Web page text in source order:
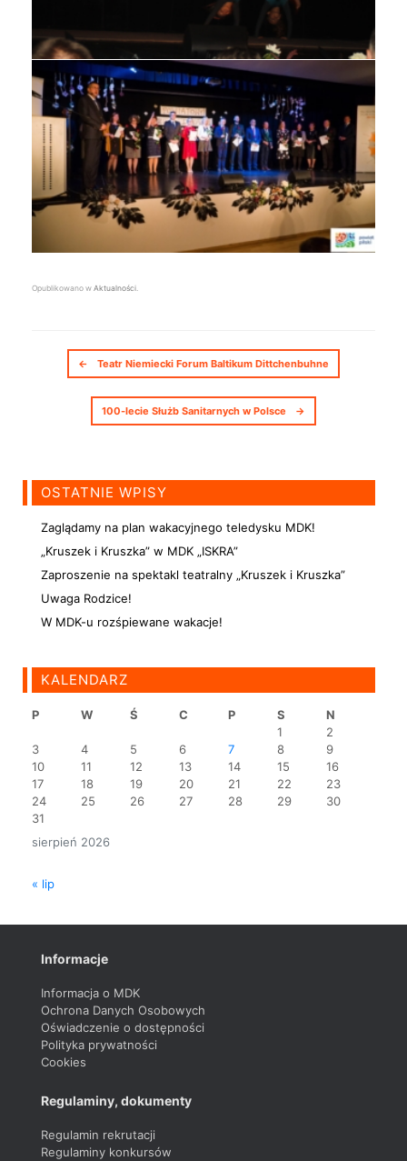
Opublikowano w Aktualności
Nawigacja postów
← Teatr Niemiecki Forum Baltikum Dittchenbuhne
100-lecie Służb Sanitarnych w Polsce →
OSTATNIE WPISY
Zaglądamy na plan wakacyjnego teledysku MDK!
„Kruszek i Kruszka” w MDK „ISKRA”
Zaproszenie na spektakl teatralny „Kruszek i Kruszka”
Uwaga Rodzice!
W MDK-u rozśpiewane wakacje!
KALENDARZ
sierpień 2026
P W Ś C P S
N
1
2
3
4 5 6 7 8
9
10
11 12 13 14 15
16
17
18 19 20 21 22
23
24
25 26 27 28 29
30
31
« lip
Informacje
Informacja o MDK
Ochrona Danych Osobowych
Oświadczenie o dostępności
Polityka prywatności
Cookies
Regulaminy, dokumenty
Regulamin rekrutacji
Regulaminy konkursów